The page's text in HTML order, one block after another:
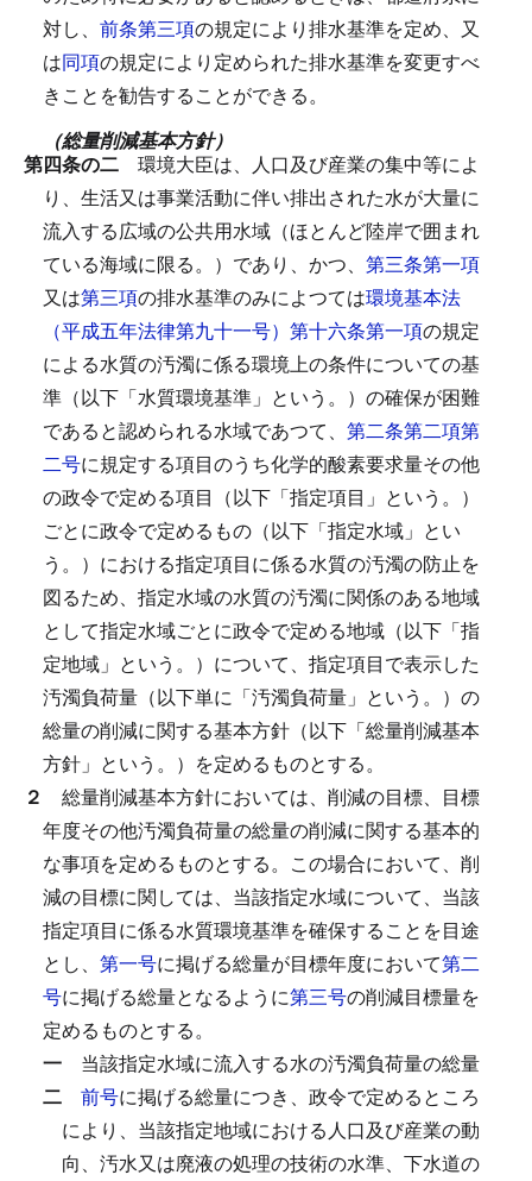
対し、 前条第三項の規定により排水基準を定め、又
は同項の規定により定められた排水基準を変更すべ
きことを勧告することができる。
（総量削減基本方針）
第四条の二 環境大臣は、人口及び産業の集中等によ
り、生活又は事業活動に伴い排出された水が大量に
流入する広域の公共用水域（ほとんど陸岸で囲まれ
ている海域に限る。）であり、かつ、 第三条第一項
又は第三項の排水基準のみによつては環境基本法
（平成五年法律第九十一号）第十六条第一項の規定
による水質の汚濁に係る環境上の条件についての基
準（以下「水質環境基準」という。）の確保が困難
であると認められる水域であつて、 第二条第二項第
二号に規定する項目のうち化学的酸素要求量その他
の政令で定める項目（以下「指定項目」という。）
ごとに政令で定めるもの（以下「指定水域」とい
う。）における指定項目に係る水質の汚濁の防止を
図るため、指定水域の水質の汚濁に関係のある地域
として指定水域ごとに政令で定める地域（以下「指
定地域」という。）について、指定項目で表示した
汚濁負荷量（以下単に「汚濁負荷量」という。）の
総量の削減に関する基本方針（以下「総量削減基本
方針」という。）を定めるものとする。
２ 総量削減基本方針においては、削減の目標、目標
年度その他汚濁負荷量の総量の削減に関する基本的
な事項を定めるものとする。 この場合において、削
減の目標に関しては、当該指定水域について、当該
指定項目に係る水質環境基準を確保することを目途
とし、 第一号に掲げる総量が目標年度において第二
号に掲げる総量となるように第三号の削減目標量を
定めるものとする。
一 当該指定水域に流入する水の汚濁負荷量の総量
二 前号に掲げる総量につき、政令で定めるところ
により、当該指定地域における人口及び産業の動
向、汚水又は廃液の処理の技術の水準、下水道の